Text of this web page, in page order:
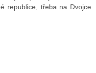
republice, třeba na Dvojce